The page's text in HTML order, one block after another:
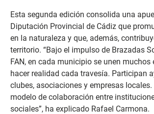
Esta segunda edición consolida una
Diputación Provincial de Cádiz que
en la naturaleza y que, además,
territorio. “Bajo el impulso de Brazadas
FAN, en cada municipio se unen muchos
hacer realidad cada travesía. Participan
clubes, asociaciones y empresas locales.
modelo de colaboración entre
sociales”, ha explicado Rafael Carmona.